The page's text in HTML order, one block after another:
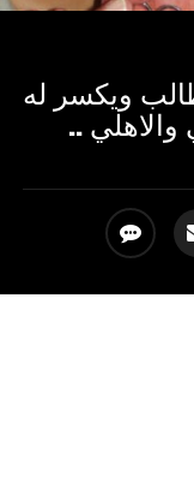
ويكسر له
..